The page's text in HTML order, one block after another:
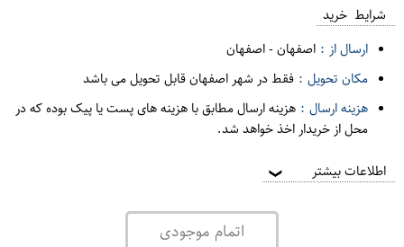
شرایط خرید
ارسال از : اصفهان-اصفهان
مکان تحویل : فقط در شهر اصفهان قابل تحویل می باشد
هزینه ارسال : هزینه ارسال مطابق با هزینه های پست یا پیک بوده که در
محل از خریدار اخذ خواهد شد.
اطلاعات بیشتر ❯
اتمام موجودی